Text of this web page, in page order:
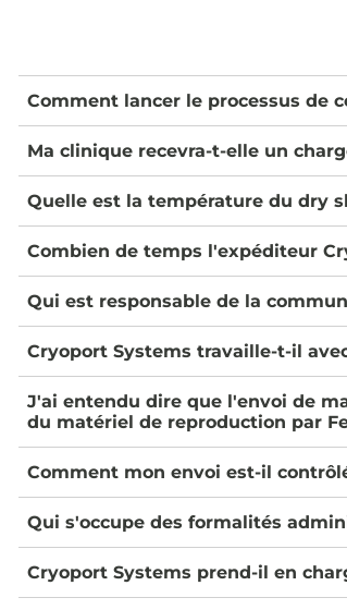
Comment lancer le processus de
Ma clinique recevra-t-elle un
Quelle est la température du dry
Combien de temps l'expéditeur
Qui est responsable de la
Cryoport Systems travaille-t-il
J'ai entendu dire que l'envoi de
du matériel de reproduction par
Comment mon envoi est-il
Qui s'occupe des formalités
Cryoport Systems prend-il en